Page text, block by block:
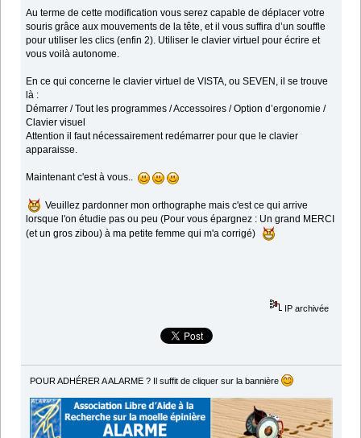
Au terme de cette modification vous serez capable de déplacer votre
souris grâce aux mouvements de la tête, et il vous suffira d’un souffle
pour utiliser les clics (enfin 2). Utiliser le clavier virtuel pour écrire et
vous voilà autonome.
En ce qui concerne le clavier virtuel de VISTA, ou SEVEN, il se trouve
là :
Démarrer / Tout les programmes / Accessoires / Option d’ergonomie /
Clavier visuel
Attention il faut nécessairement redémarrer pour que le clavier
apparaisse.
Maintenant c'est à vous..
Veuillez pardonner mon orthographe mais c'est ce qui arrive
lorsque l'on étudie pas ou peu (Pour vous épargnez : Un grand MERCI
(et un gros zibou) à ma petite femme qui m'a corrigé)
IP archivée
POUR ADHÉRER A ALARME ? Il suffit de cliquer sur la bannière